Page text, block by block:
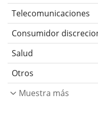
Telecomunicaciones
Consumidor
Salud
Otros
Muestra más